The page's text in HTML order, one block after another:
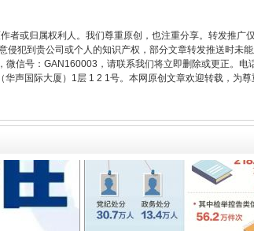
者或归属权利人。我们尊重原创，也注重分享。转发推广
犯到贵公司或个人的知识产权，部分文章转发推送时未
信号：GAN160003，请联系我们将立即删除或更正。电
声国际大厦）1层 1 2 1号。本网原创文章欢迎转载，为尊